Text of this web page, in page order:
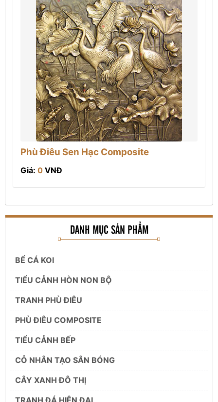
Phù Điêu Sen Hạc Composite
Giá: 0 VNĐ
DANH MỤC SẢN PHẨM
BỂ CÁ KOI
TIỂU CẢNH HÒN NON BỘ
TRANH PHÙ ĐIÊU
PHÙ ĐIÊU COMPOSITE
TIỂU CẢNH BẾP
CỎ NHÂN TẠO SÂN BÓNG
CÂY XANH ĐÔ THỊ